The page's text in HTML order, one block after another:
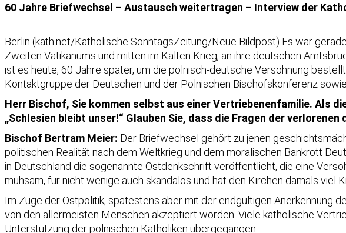
60 Jahre Briefwechsel – Austausch weitertragen – Interview der
Berlin (kath.net/Katholische SonntagsZeitung/Neue Bildpost) Es war
Zweiten Vatikanums und mitten im Kalten Krieg, an ihre deutschen
ist es heute, 60 Jahre später, um die polnisch-deutsche Versöhnung
Kontaktgruppe der Deutschen und der Polnischen Bischofskonferenz
Herr Bischof, Sie kommen selbst aus einer Vertriebenenfamilie. Als
„Schlesien bleibt unser!“ Glauben Sie, dass die Fragen der
Bischof Bertram Meier: Der Briefwechsel gehört zu jenen
politischen Realität nach dem Weltkrieg und dem moralischen Bankrott
in Deutschland die sogenannte Ostdenkschrift veröffentlicht, die eine
mühsam, für nicht wenige auch skandalös und hat den Kirchen damals viel
Im Zuge der Ostpolitik, spätestens aber mit der endgültigen Anerkennung
von den allermeisten Menschen akzeptiert worden. Viele katholische
Unterstützung der polnischen Katholiken übergegangen.